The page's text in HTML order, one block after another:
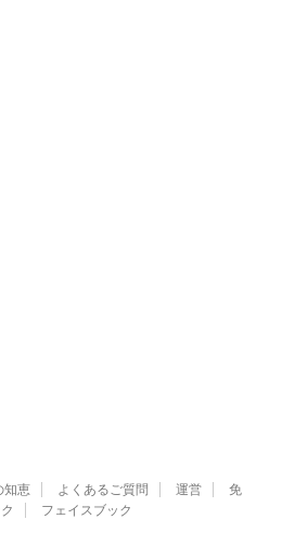
知恵 よくあるご質問 運営
免
フェイスブック